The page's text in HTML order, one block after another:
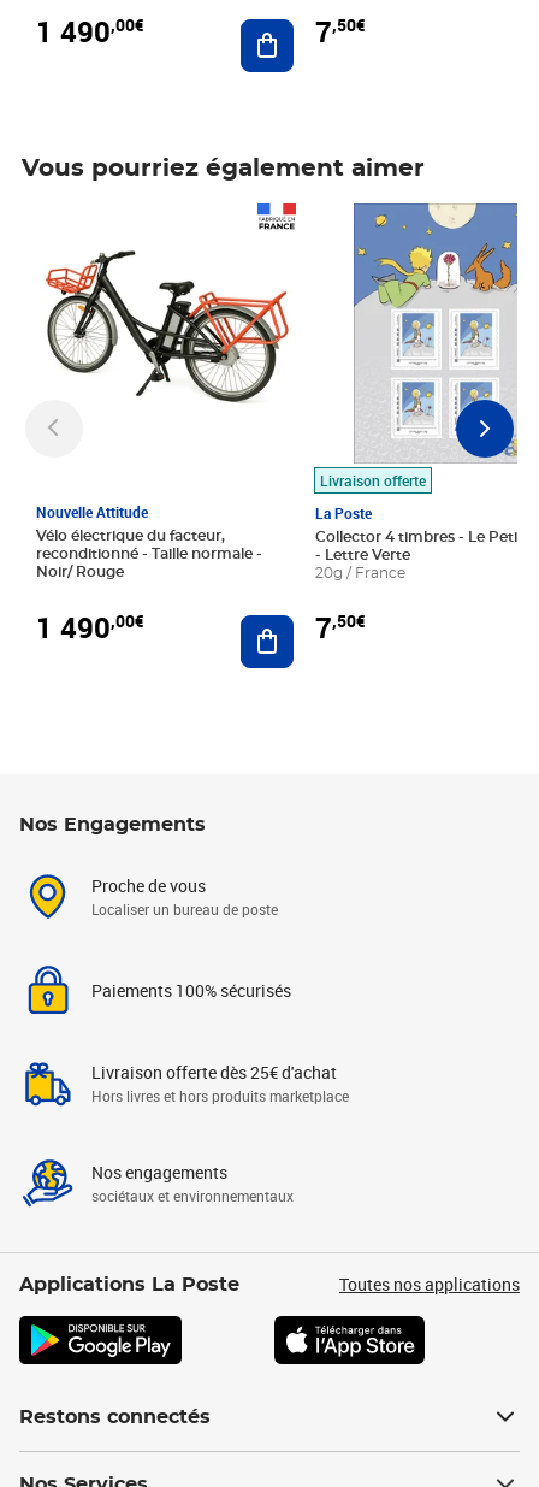
1 490,00€ Ajouter au panier
7,50€
Vous pourriez également aimer
Nouvelle Attitude
Vélo électrique du facteur,
reconditionné - Taille normale -
Noir/ Rouge
1 490,00€ Ajouter au panier
Livraison offerte
La Poste
Collector 4 timbres - Le Petit
- Lettre Verte
20g / France
7,50€
Prix 7,50€
Nos Engagements
Proche de vous
Localiser un bureau de poste
Paiements 100% sécurisés
Livraison offerte dès 25€ d'achat
Hors livres et hors produits marketplace
Nos engagements
sociétaux et environnementaux
Applications La Poste Toutes nos applications
Restons connectés